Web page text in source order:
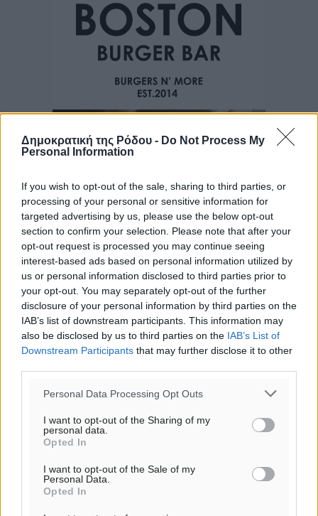
Δημοκρατική της Ρόδου - Do Not Process My
Personal Information
If you wish to opt-out of the sale, sharing to third parties, or
processing of your personal or sensitive information for
targeted advertising by us, please use the below opt-out
section to confirm your selection. Please note that after your
opt-out request is processed you may continue seeing
interest-based ads based on personal information utilized by
us or personal information disclosed to third parties prior to
your opt-out. You may separately opt-out of the further
disclosure of your personal information by third parties on the
IAB’s list of downstream participants. This information may
also be disclosed by us to third parties on the IAB’s List of
Downstream Participants that may further disclose it to other
Personal Data Processing Opt Outs
I want to opt-out of the Sharing of my
personal data.
Opted In
I want to opt-out of the Sale of my
Personal Data.
Opted In
Ροή ειδήσεων
Άκυρες οι εγκύκλιοι που δεν αναρτώνται,
υποχρεωτική η δημοσίευσή τους από την 1η
Οκτωβρίου
Ειδήσεις• πριν 2 λεπτά
Καύσιμα: «Καίνε» οι τιμές και στα νησιά μας – Γιατί
δεν πέφτουν και πότε μπορεί να έρθει αποκλιμάκωση
Τοπικές Ειδήσεις• πριν 4 λεπτά